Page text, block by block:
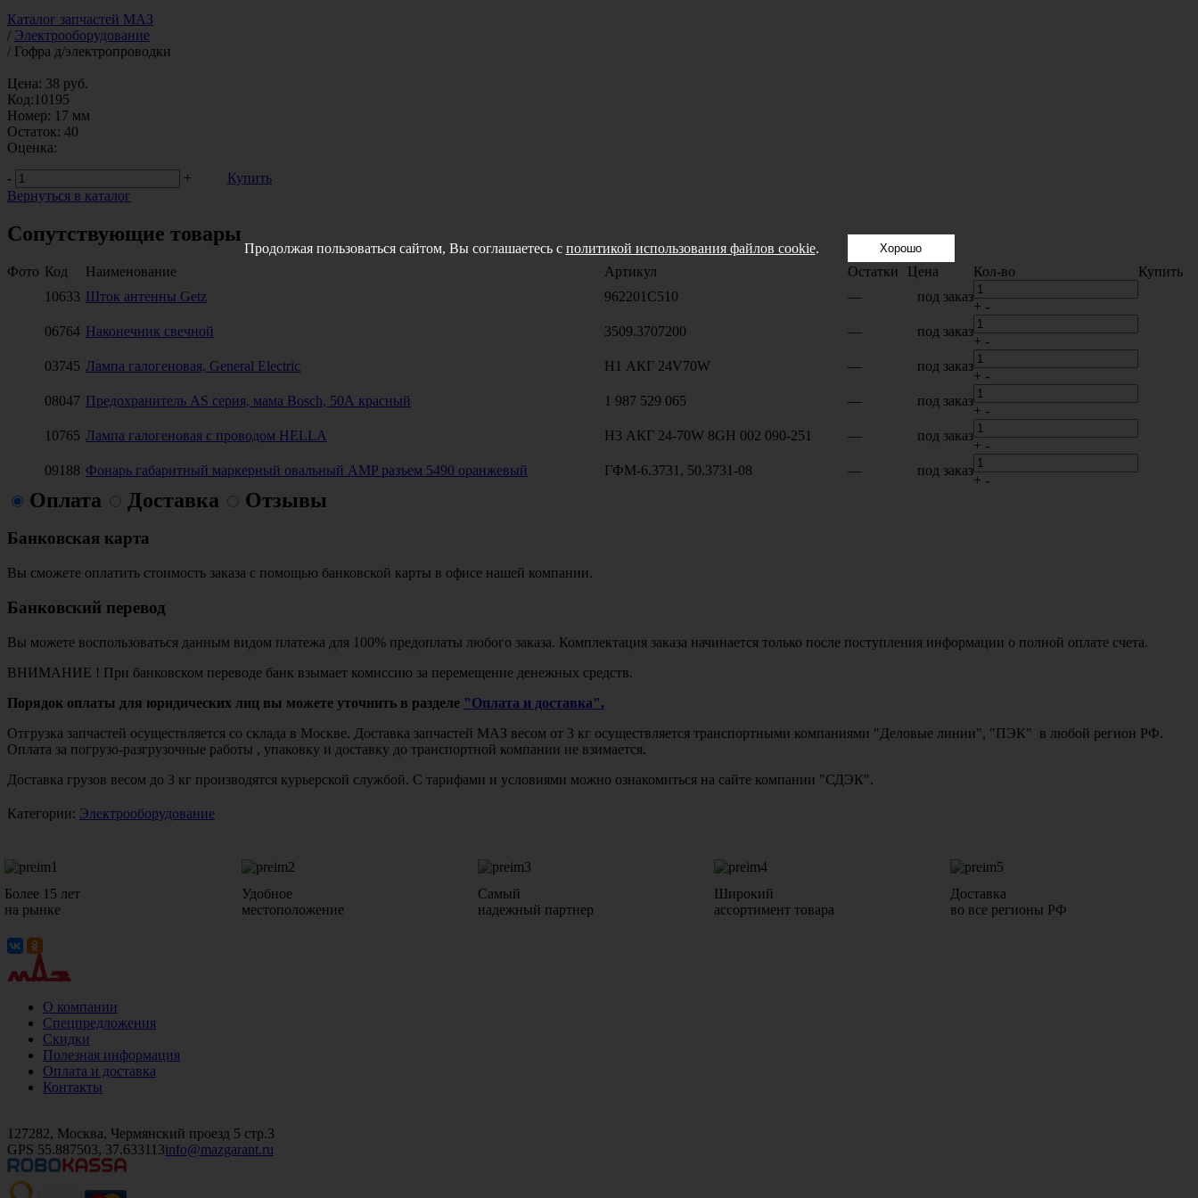
Каталог запчастей МАЗ
/ Электрооборудование
/ Гофра д/электропроводки
Цена: 38 руб.
Код:10195
Номер: 17 мм
Остаток: 40
Оценка:
-
+
Купить
Вернуться в каталог
Сопутствующие товары
Фото Код Наименование Артикул Остатки Цена Кол-во
Купить
10633 Шток антенны Getz 962201C510 — под заказ
+ -
06764 Наконечник свечной 3509.3707200 — под заказ
+ -
03745 Лампа галогеновая, General Electric Н1 АКГ 24V70W — под заказ
+ -
08047 Предохранитель AS серия, мама Bosch, 50А красный 1 987 529 065 — под заказ
+ -
10765 Лампа галогеновая с проводом HELLA H3 АКГ 24-70W 8GH 002 090-251 — под заказ
+ -
09188 Фонарь габаритный маркерный овальный AMP разъем 5490 оранжевый ГФМ-6.3731, 50.3731-08 — под заказ
+ -
Оплата Доставка Отзывы
Банковская карта
Вы сможете оплатить стоимость заказа с помощью банковской карты в офисе нашей компании.
Банковский перевод
Вы можете воспользоваться данным видом платежа для 100% предоплаты любого заказа. Комплектация заказа начинается только после поступления информации о полной оплате счета.
ВНИМАНИЕ ! При банковском переводе банк взымает комиссию за перемещение денежных средств.
Порядок оплаты для юридических лиц вы можете уточнить в разделе "Оплата и доставка".
Отгрузка запчастей осуществляется со склада в Москве. Доставка запчастей МАЗ весом от 3 кг осуществляется транспортными компаниями "Деловые линии", "ПЭК" в любой регион РФ.
Оплата за погрузо-разгрузочные работы , упаковку и доставку до транспортной компании не взимается.
Доставка грузов весом до 3 кг производятся курьерской службой. С тарифами и условиями можно ознакомиться на сайте компании "СДЭК".
Категории: Электрооборудование
Более 15 лет
на рынке
Удобное
местоположение
Самый
надежный партнер
Широкий
ассортимент товара
Доставка
во все регионы РФ
О компании
Спецпредложения
Скидки
Полезная информация
Оплата и доставка
Контакты
127282, Москва, Чермянский проезд 5 стр.3
GPS 55.887503, 37.633113info@mazgarant.ru
Продолжая пользоваться сайтом, Вы соглашаетесь с политикой использования файлов cookie. Хорошо